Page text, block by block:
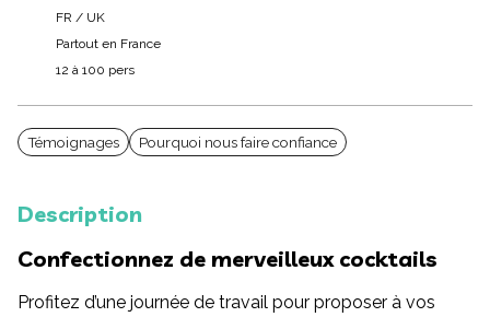
FR / UK
Partout en France
12 à 100 pers
Témoignages Pourquoi nous faire confiance
Description
Confectionnez de merveilleux cocktails
Profitez d’une journée de travail pour proposer à vos